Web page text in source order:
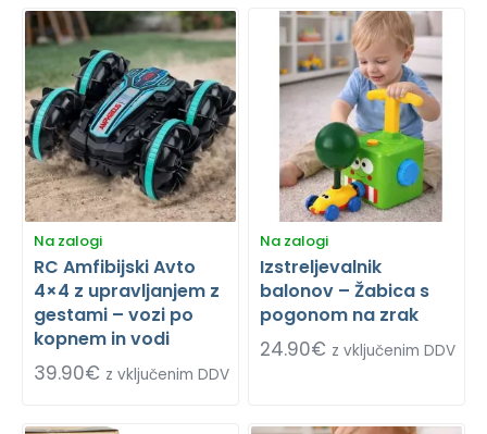
Na zalogi
RC Amfibijski Avto
4×4 z upravljanjem z
gestami – vozi po
kopnem in vodi
39.90€ z vključenim DDV
Na zalogi
Izstreljevalnik
balonov – Žabica s
pogonom na zrak
24.90€ z vključenim DDV